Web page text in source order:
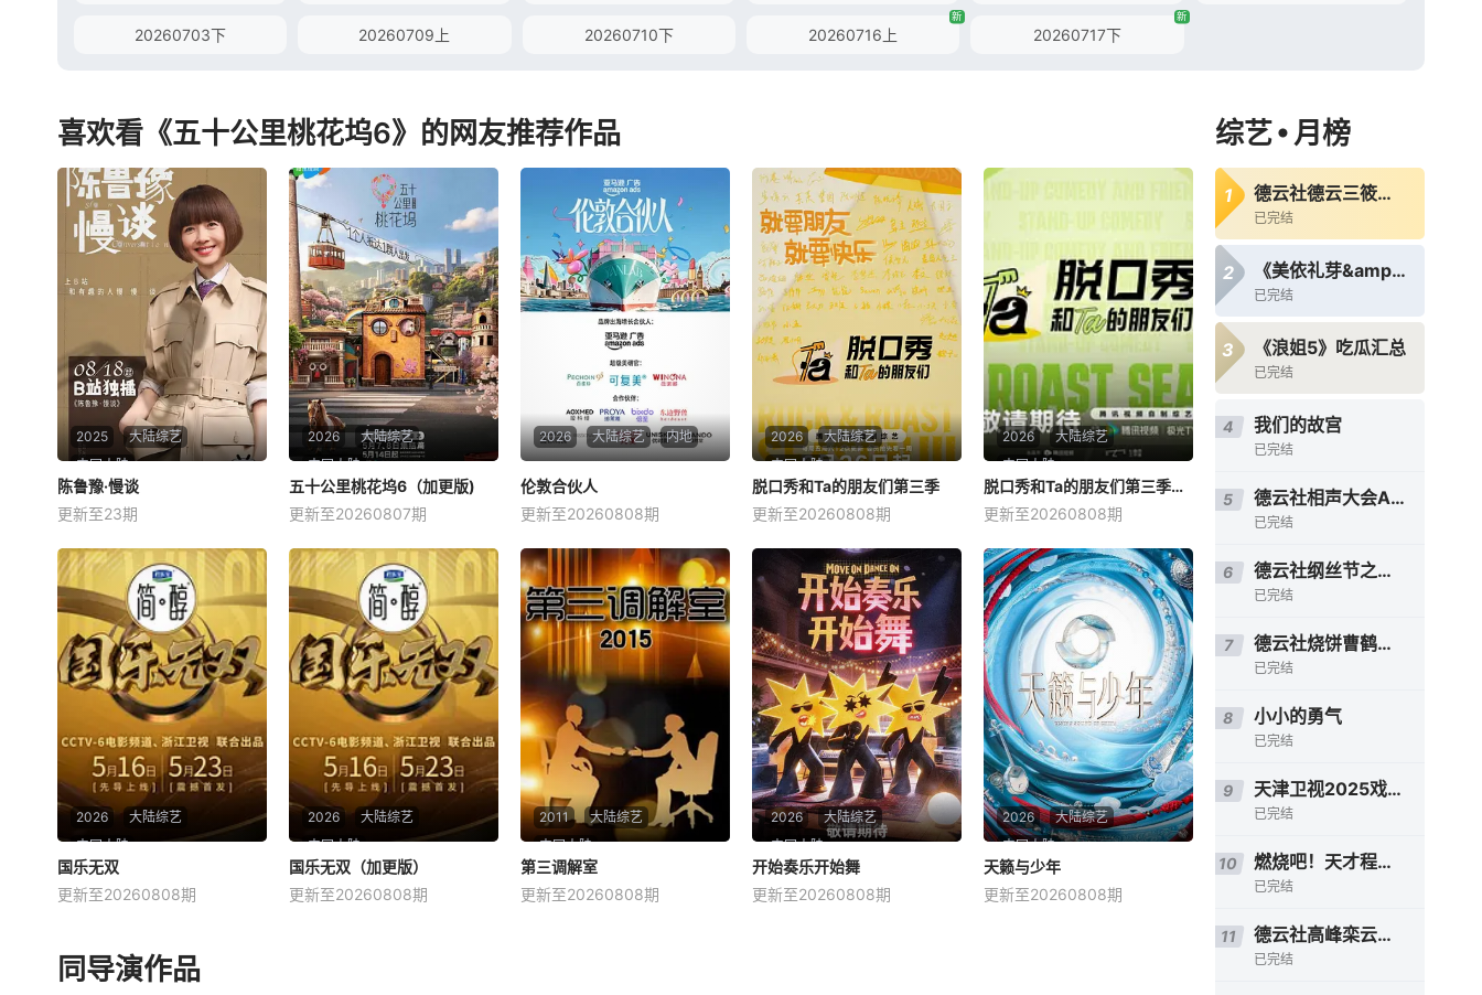
20260703下 20260709上 20260710下 20260716上
新
20260717下
新
喜欢看《五十公里桃花坞6》的网友推荐作品
2025
大陆综艺
中国大陆
陈鲁豫·慢谈
陈鲁豫 陈奕迅
星期一 更1鲁豫的第一档视频
播客《陈鲁豫 · 慢谈》将于8.1
8在B站独家上线。 &amp;nbs
p; &amp;nbsp; &amp;nbsp; &
amp;nbsp; &amp;nbsp; &am
p;nbsp; &amp;nbsp; &amp;nb
sp; &amp;nb
陈鲁豫·慢谈
更新至23期
2026
大陆综艺
中国大陆
五十公里桃花坞6（加更版)
周涛 袁咏仪
彭冠英
星期四 18点更1节目以“城市角
落”为主题，集结15位多元坞
民通过21天的共同生活与亲手
建造，探索&amp;quot;在不够
理想的环境中，如何创造理想
生活&amp;quot;的时代命题。
这是一场关于城市更新，社区
五十公里桃花坞6（加更版)
更新至20260807期
2026 大陆综艺 内地
伦敦合伙人
尚雯婕 张予曦
李佳琦
&amp;nbsp;《伦敦合伙人》
是由湖南卫视、芒果TV、小芒
联合出品的青春合伙人开店创
业真人秀。此次，合伙人们将
进一步深入更全面真实的经营
生态，全力助推国货出海，打
造汇聚中国品牌的特色门店，
从巴黎到伦敦，从
伦敦合伙人
更新至20260808期
2026
大陆综艺
中国大陆
脱口秀和Ta的朋友们第三季
陈鲁豫 大张伟
周深
第三季集结54组脱口秀演员，
聚集资深老人和新锐潜力新
人，阵容多元丰富。本季节目
首次引入“竞演+合宿”的双线
叙事，演员们不仅在这里同台
竞演，还要在一起合宿生活，
并在过程中找到志同道合的朋
友，相互帮助、相
脱口秀和Ta的朋友们第三季
更新至20260808期
2026
大陆综艺
中国大陆
脱口秀和Ta的朋友们第三季（加更版）
未知
脱口秀顶级竞技舞台，年度热
梗发源地，2026夏天准时快
乐
脱口秀和Ta的朋友们第三季（加更版）
更新至20260808期
2026
大陆综艺
中国大陆
国乐无双
蓝羽 华少
成龙
双》是浙江卫视、中央宣传部
电影卫星频道联合推出的节
国乐无双
更新至20260808期
2026
大陆综艺
中国大陆
国乐无双（加更版）
成龙 李宇春
张杰
国乐无双（加更版）
更新至20260808期
2011
大陆综艺
中国大陆
第三调解室
刘佳 小河
张嘉益
第三调解室
更新至20260808期
2026
大陆综艺
中国大陆
开始奏乐开始舞
余佳运 周震南
张星特
开始奏乐开始舞
更新至20260808期
2026
大陆综艺
中国大陆
天籁与少年
常思思 杨丽萍
张天启
天籁与少年
更新至20260808期
同导演作品
综艺• 月榜
1 德云社德云三筱相声专场天津站2025
已完结
2 《美依礼芽&amp;特酷B站独家直播》全程回顾
已完结
3 《浪姐5》吃瓜汇总
已完结
4 我们的故宫
已完结
5 德云社相声大会A组专场演出太原站2025
已完结
6 德云社纲丝节之传统相声精品专场2023
已完结
7 德云社烧饼曹鹤阳相声专场天津站2025
已完结
8 小小的勇气
已完结
9 天津卫视2025戏曲晚会
已完结
10 燃烧吧！天才程序员第三季
已完结
11 德云社高峰栾云平相声专场长春站2024
已完结